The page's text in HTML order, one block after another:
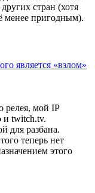
стран (хотя
менее пригодным).
является «взлом»
релея, мой IP
и twitch.tv.
для разбана.
теперь нет
этого